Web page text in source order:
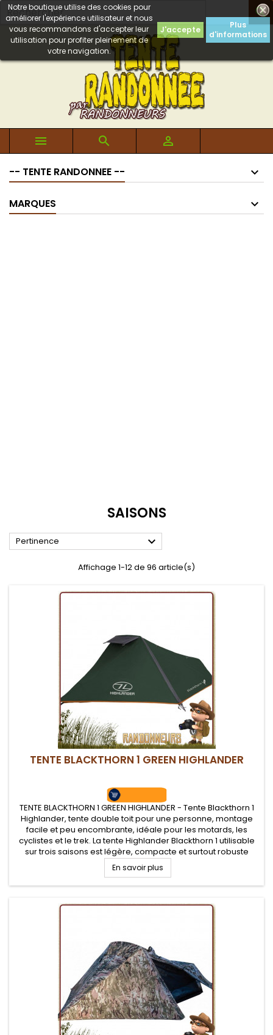

Notre boutique utilise des cookies pour
améliorer l'expérience utilisateur et nous
vous recommandons d'accepter leur
utilisation pour profiter pleinement de
votre navigation.
J'accepte
Plus
d'informations
  
-- TENTE RANDONNEE --
MARQUES
SAISONS
Pertinence 
Affichage 1-12 de 96 article(s)
TENTE BLACKTHORN 1 GREEN HIGHLANDER
TENTE BLACKTHORN 1 GREEN HIGHLANDER - Tente Blackthorn 1
Highlander, tente double toit pour une personne, montage
facile et peu encombrante, idéale pour les motards, les
cyclistes et le trek. La tente Highlander Blackthorn 1 utilisable
sur trois saisons est légère, compacte et surtout robuste
avec un transport facilité avec son sac de compression.
En savoir plus